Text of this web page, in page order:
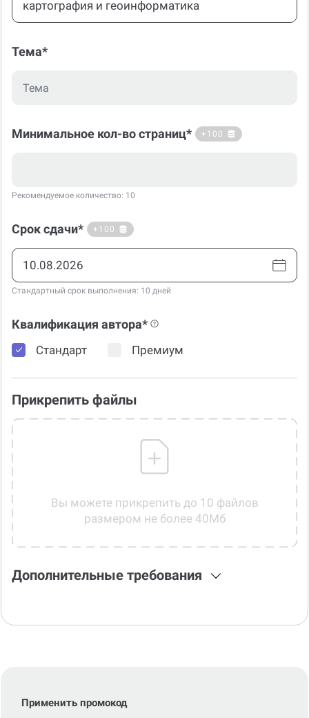
Тема*
Минимальное кол-во страниц* +100
Рекомендуемое количество: 10
Срок сдачи* +100
Стандартный срок выполнения: 10 дней
Квалификация автора*
Стандарт Премиум
Прикрепить файлы
Вы можете прикрепить до 10 файлов
размером не более 40Мб
Дополнительные требования
Применить промокод